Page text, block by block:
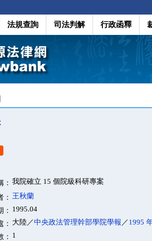
法規查詢 司法判解 行政函釋
： 我院確立 15 個院級科研專案
： 王秋蘭
： 1995.04
： 大陸／中央政法管理幹部學院學報 ／1995
1